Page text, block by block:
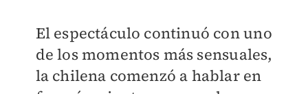
El espectáculo continuó con uno
de los momentos más sensuales,
la chilena comenzó a hablar en